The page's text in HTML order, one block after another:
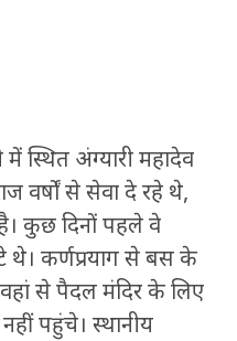
स्थित अंग्यारी महादेव
वर्षों से सेवा दे रहे थे,
कुछ दिनों पहले वे
थे। कर्णप्रयाग से बस के
से पैदल मंदिर के लिए
पहुंचे। स्थानीय